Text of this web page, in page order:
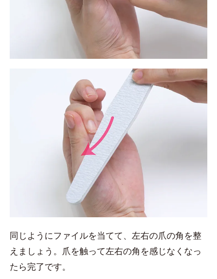
同じようにファイルを当てて、左右の爪の角を整
えましょう。爪を触って左右の角を感じなくなっ
たら完了です。